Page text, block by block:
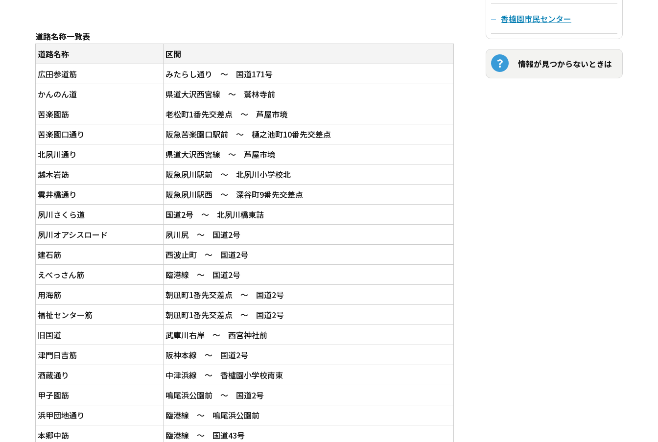
道路名称一覧表
道路名称
区間
広田参道筋
みたらし通り ～ 国道171号
かんのん道
県道大沢西宮線 ～ 鷲林寺前
苦楽園筋
老松町1番先交差点 ～ 芦屋市境
苦楽園口通り
阪急苦楽園口駅前 ～ 樋之池町10番先交差点
北夙川通り
県道大沢西宮線 ～ 芦屋市境
越木岩筋
阪急夙川駅前 ～ 北夙川小学校北
雲井橋通り
阪急夙川駅西 ～ 深谷町9番先交差点
夙川さくら道
国道2号 ～ 北夙川橋東詰
夙川オアシスロード
夙川尻 ～ 国道2号
建石筋
西波止町 ～ 国道2号
えべっさん筋
臨港線 ～ 国道2号
用海筋
朝凪町1番先交差点 ～ 国道2号
福祉センター筋
朝凪町1番先交差点 ～ 国道2号
旧国道
武庫川右岸 ～ 西宮神社前
津門日吉筋
阪神本線 ～ 国道2号
酒蔵通り
中津浜線 ～ 香櫨園小学校南東
甲子園筋
鳴尾浜公園前 ～ 国道2号
浜甲団地通り
臨港線 ～ 鳴尾浜公園前
本郷中筋
臨港線 ～ 国道43号
香櫨園市民センター
情報が見つからないときは